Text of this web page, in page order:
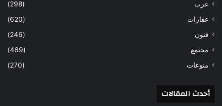
عرب
(298)
عقارات
(620)
فنون
(246)
مجتمع
(469)
منوعات
(270)
أحدث المقالات